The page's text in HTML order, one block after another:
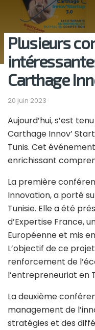
Plusieurs
Carthage
20 juin 2023
Aujourd’hui, s’est
Carthage Innov’
Tunis. Cet
enrichissant
La première
Innovation, a porté
Tunisie. Elle a été
d’Expertise France,
Européenne et mis
L’objectif de ce
renforcement de
l’entrepreneuriat en
La deuxième
management de
stratégies et des